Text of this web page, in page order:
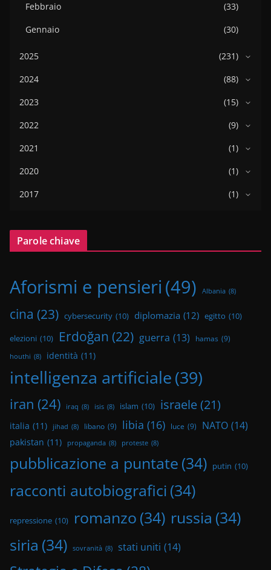
Febbraio
(33)
Gennaio
(30)
2025
(231)
2024
(88)
2023
(15)
2022
(9)
2021
(1)
2020
(1)
2017
(1)
Parole chiave
Aforismi e pensieri (49) Albania (8)
cina (23) cybersecurity (10) diplomazia (12) egitto (10)
elezioni (10) Erdoğan (22) guerra (13) hamas (9)
houthi (8) identità (11)
intelligenza artificiale(39)
iran (24) iraq (8) isis (8) islam (10) israele(21)
italia (11) jihad (8) libano (9) libia (16) luce (9) NATO (14)
pakistan (11) propaganda (8) proteste (8)
pubblicazione a puntate (34) putin (10)
racconti autobiografici (34)
repressione (10) romanzo (34) russia (34)
siria (34) sovranità (8) stati uniti (14)